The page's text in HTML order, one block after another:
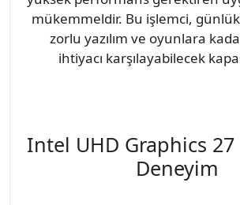
mükemmeldir. Bu işlemci,
zorlu yazılım ve oyunlara
ihtiyacı karşılayabilecek
Intel UHD Graphics
Deneyim